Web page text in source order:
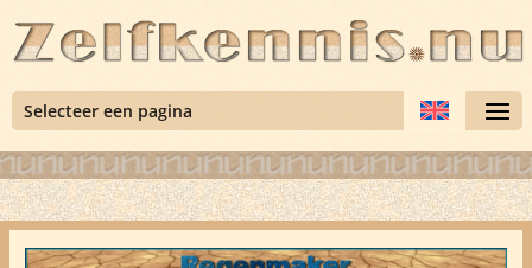
Selecteer een pagina